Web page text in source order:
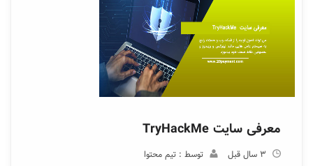
معرفی سایت TryHackMe
3 سال قبل توسط : تیم محتوا